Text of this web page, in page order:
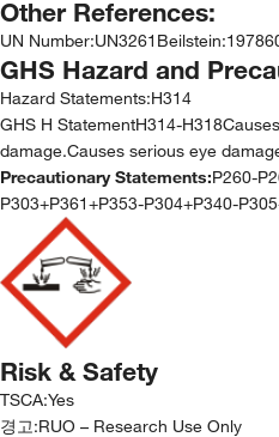
Other References:
UN Number:UN3261 Beilstein:
GHS Hazard and
Hazard Statements:H314
GHS H StatementH314-
damage.Causes serious eye
Precautionary Statements:P260-
P303+P361+P353-P304+P340-
Risk & Safety
TSCA:Yes
경고:RUO – Research Use Only